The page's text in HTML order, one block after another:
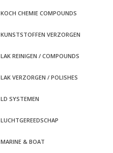
KOCH CHEMIE COMPOUNDS
KUNSTSTOFFEN VERZORGEN
LAK REINIGEN / COMPOUNDS
LAK VERZORGEN / POLISHES
LD SYSTEMEN
LUCHTGEREEDSCHAP
MARINE & BOAT